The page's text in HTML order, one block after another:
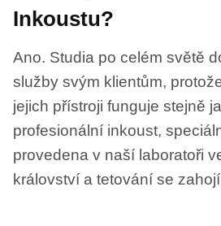
Inkoustu?
Ano. Studia po celém světě
služby svým klientům,
jejich přístroji funguje stejně
profesionální inkoust,
provedena v naší laboratoři
království a tetování se